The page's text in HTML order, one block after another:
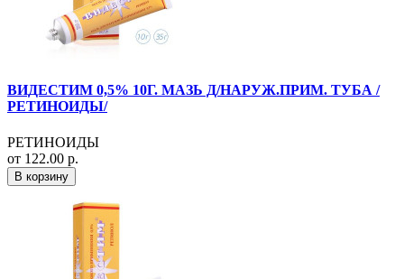
ВИДЕСТИМ 0,5% 10Г. МАЗЬ Д/НАРУЖ.ПРИМ. ТУБА /
РЕТИНОИДЫ/
РЕТИНОИДЫ
от 122.00 р.
В корзину